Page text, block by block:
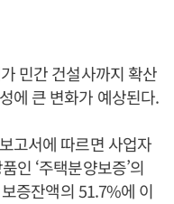
민간 건설사까지 확산
에 큰 변화가 예상된다.
고서에 따르면 사업자
인 ‘주택분양보증’의
증잔액의 51.7%에 이